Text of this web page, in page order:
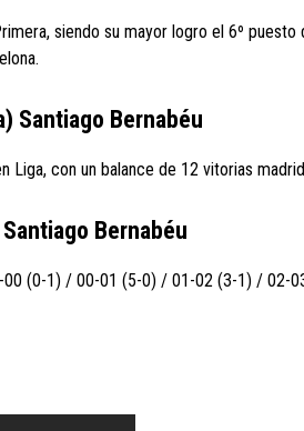
siendo su mayor logro el 6º
Santiago Bernabéu
Liga, con un balance de 12 vitorias
Bernabéu
(0-1) / 00-01 (5-0) / 01-02 (3-1) / 02-